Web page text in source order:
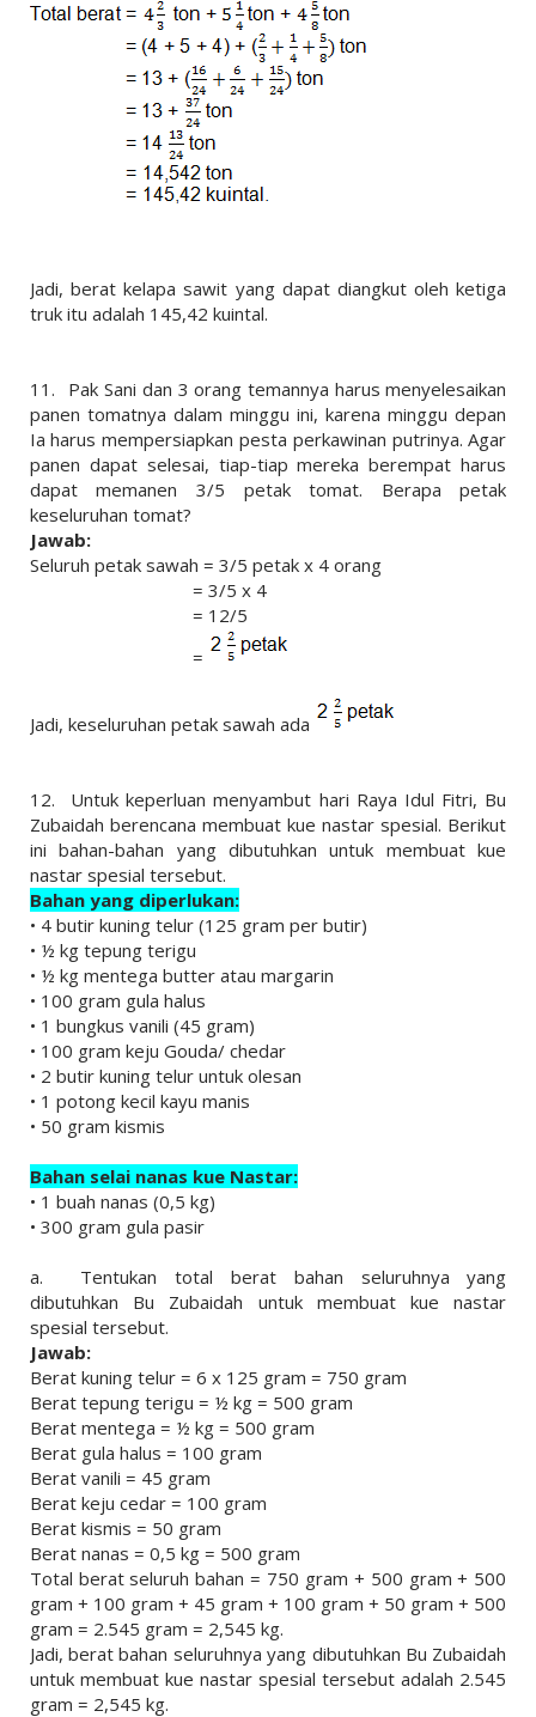
Jadi, berat kelapa sawit yang dapat diangkut oleh ketiga
truk itu adalah 145,42 kuintal.
11.
Pak Sani dan 3 orang temannya harus menyelesaikan
panen tomatnya dalam minggu ini, karena minggu depan
Ia harus mempersiapkan pesta perkawinan putrinya. Agar
panen dapat selesai, tiap-tiap mereka berempat harus
dapat memanen 3/5 petak tomat. Berapa petak
keseluruhan tomat?
Jawab:
Seluruh petak sawah = 3/5 petak x 4 orang
= 3/5 x 4
= 12/5
=
Jadi, keseluruhan petak sawah ada
12.
Untuk keperluan menyambut hari Raya Idul Fitri, Bu
Zubaidah berencana membuat kue nastar spesial. Berikut
ini bahan-bahan yang dibutuhkan untuk membuat kue
nastar spesial tersebut.
Bahan yang diperlukan:
• 4 butir kuning telur (125 gram per butir)
• ½ kg tepung terigu
• ½ kg mentega butter atau margarin
• 100 gram gula halus
• 1 bungkus vanili (45 gram)
• 100 gram keju Gouda/ chedar
• 2 butir kuning telur untuk olesan
• 1 potong kecil kayu manis
• 50 gram kismis
Bahan selai nanas kue Nastar:
• 1 buah nanas (0,5 kg)
• 300 gram gula pasir
a.
Tentukan total berat bahan seluruhnya yang
dibutuhkan Bu Zubaidah untuk membuat kue nastar
spesial tersebut.
Jawab:
Berat kuning telur = 6 x 125 gram = 750 gram
Berat tepung terigu = ½ kg = 500 gram
Berat mentega = ½ kg = 500 gram
Berat gula halus = 100 gram
Berat vanili = 45 gram
Berat keju cedar = 100 gram
Berat kismis = 50 gram
Berat nanas = 0,5 kg = 500 gram
Total berat seluruh bahan = 750 gram + 500 gram + 500
gram + 100 gram + 45 gram + 100 gram + 50 gram + 500
gram = 2.545 gram = 2,545 kg.
Jadi, berat bahan seluruhnya yang dibutuhkan Bu Zubaidah
untuk membuat kue nastar spesial tersebut adalah 2.545
gram = 2,545 kg.